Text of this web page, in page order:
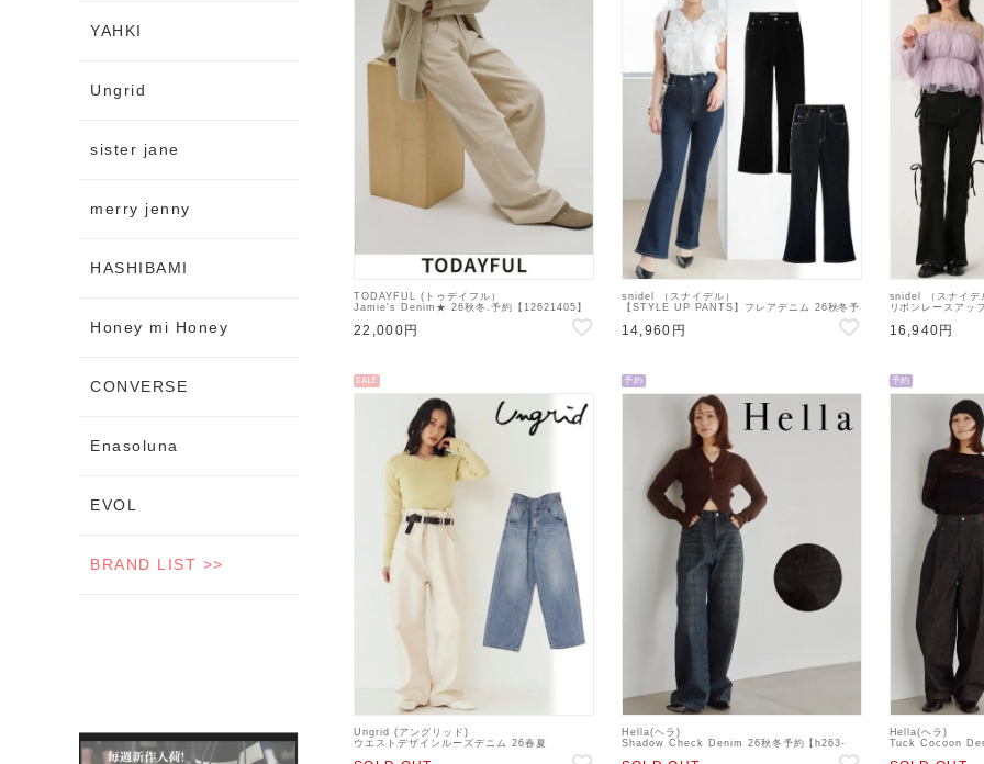
TODAYFUL (トゥデイフル）
Jamie's Denim★ 26秋冬.予約【12621405】
22,000円
snidel （スナイデル）
【STYLE UP PANTS】フレアデニム 26秋冬予
約【SWFP263320】デニムパンツ 入荷予定 : 9
月中旬～
14,960円
snidel （スナイデ
リボンレースアッ
【SWFP264239
下旬～
16,940円
SALE
Ungrid (アングリッド)
ウエストデザインルーズデニム 26春夏
予約
Hella(ヘラ)
Shadow Check Denim 26秋冬予約【h263-
予約
Hella(ヘラ)
Tuck Cocoon
YAHKI
Ungrid
sister jane
merry jenny
HASHIBAMI
Honey mi Honey
CONVERSE
Enasoluna
EVOL
BRAND LIST >>